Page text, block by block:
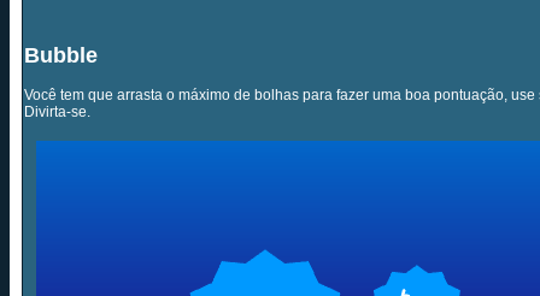
Bubble
Você tem que arrasta o máximo de bolhas para fazer uma boa pontuação,
Divirta-se.